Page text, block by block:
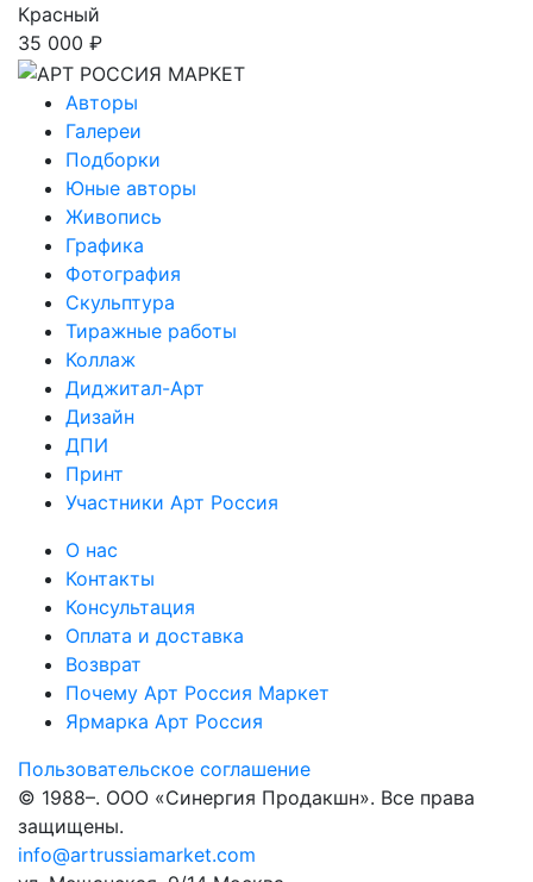
Красный
35 000 ₽
Авторы
Галереи
Подборки
Юные авторы
Живопись
Графика
Фотография
Скульптура
Тиражные работы
Коллаж
Диджитал-Арт
Дизайн
ДПИ
Принт
Участники Арт Россия
О нас
Контакты
Консультация
Оплата и доставка
Возврат
Почему Арт Россия Маркет
Ярмарка Арт Россия
Пользовательское соглашение
© 1988–. ООО «Синергия Продакшн». Все права
защищены.
info@artrussiamarket.com